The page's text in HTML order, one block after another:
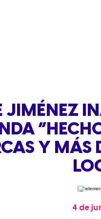
JIMÉNEZ
Y MÁS
4 de